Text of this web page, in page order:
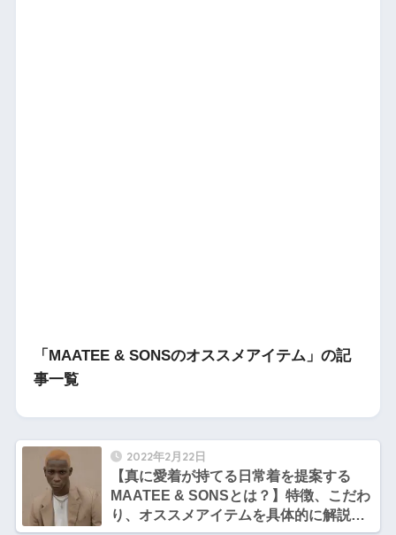
「MAATEE & SONSのオススメアイテム」の記
事一覧
2022年2月22日
【真に愛着が持てる日常着を提案する
MAATEE & SONSとは？】特徴、こだわ
り、オススメアイテムを具体的に解説